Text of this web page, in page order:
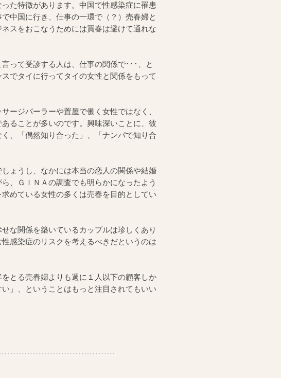
た特徴があります。中国で性感染症に罹患
中国に行き、仕事の一環で（？）売春婦と
スをおこなうためには買春は避けて通れな
って受診する人は、仕事の関係で･･･、と
でタイに行ってタイの女性と関係をもって
ージパーラーや置屋で働く女性ではなく、
ることが多いのです。興味深いことに、彼
、「偶然知り合った」、「ナンパで知り合
ょうし、なかには本当の恋人の関係や結婚
、ＧＩＮＡの調査でも明らかになったよう
めている女性の多くは売春を目的としてい
な関係を築いているカップルは珍しくあり
感染症のリスクを考えるべきだというのは
とる売春婦よりも週に１人以下の顧客しか
」、ということはもっと注目されてもいい